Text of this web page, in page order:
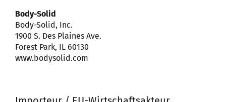
Body-Solid
Body-Solid, Inc.
1900 S. Des Plaines Ave.
Forest Park, IL 60130
www.bodysolid.com